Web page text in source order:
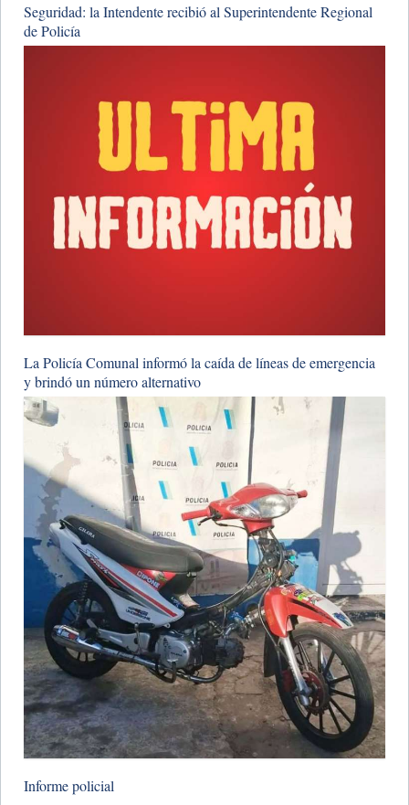
Seguridad: la Intendente recibió al Superintendente Regional
de Policía
La Policía Comunal informó la caída de líneas de emergencia
y brindó un número alternativo
Informe policial